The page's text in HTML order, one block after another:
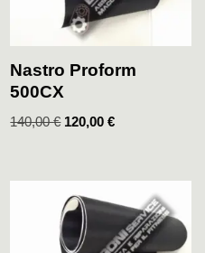
Nastro Proform
500CX
140,00€ 120,00€